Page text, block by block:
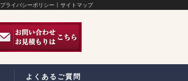
プライバシーポリシー サイトマップ
よくあるご質問